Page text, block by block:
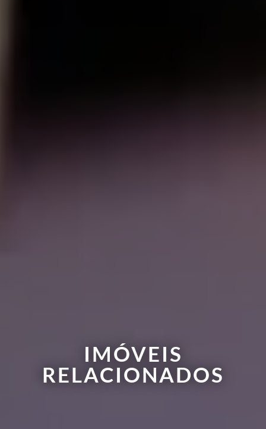
IMÓVEIS
RELACIONADOS